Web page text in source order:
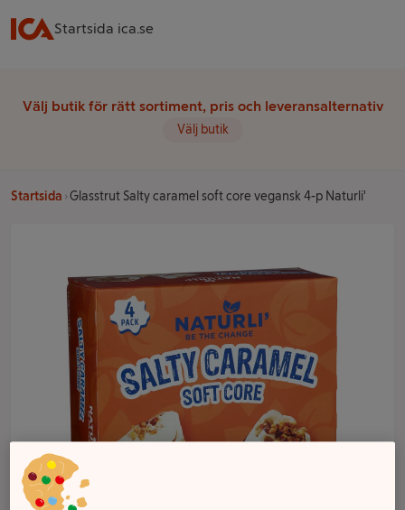
Startsida ica.se
Välj butik för rätt sortiment, pris och leveransalternativ
Välj butik
Startsida Glasstrut Salty caramel soft core vegansk 4-p Naturli'